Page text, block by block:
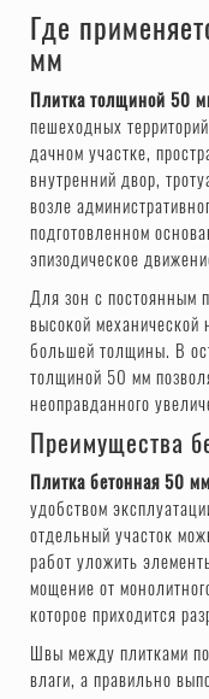
Где
мм
Плитка толщиной 50
пешеходных
дачном участке,
внутренний двор,
возле
подготовленном
эпизодическое
Для зон с постоянным
высокой механической
большей толщины. В
толщиной 50 мм
неоправданного
Преимущества
Плитка бетонная 50 мм
удобством
отдельный участок
работ уложить
мощение от
которое приходится
Швы между плитками
влаги, а правильно